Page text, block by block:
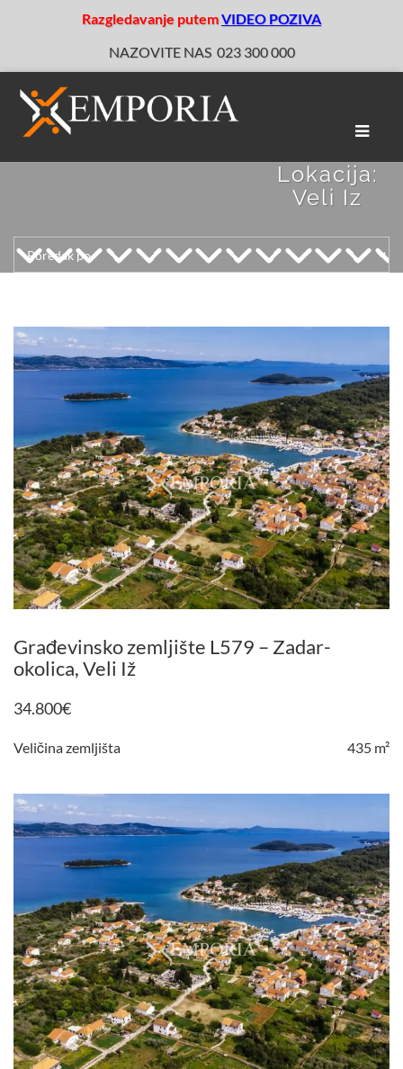
Razgledavanje putemVIDEO POZIVA
NAZOVITE NAS 023 300 000
Toggle
Lokacija:
Veli Iz
Građevinsko zemljište L579 – Zadar-
okolica, Veli Iž
34.800€
Veličina zemljišta 435 m²